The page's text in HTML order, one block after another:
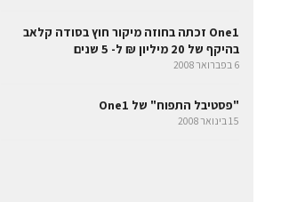
One1 זכתה בחוזה מיקור חוץ בסודה קלאב
בהיקף של 20 מיליון ₪ ל- 5 שנים
6 בפברואר 2008
"פסטיבל התפוח" של One1
15 בינואר 2008